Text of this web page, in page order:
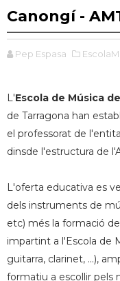
Canongí -
Pep Espasa
L'Escola de Música
de Tarragona han
el professorat de
dinsde l'estructura de
L'oferta educativa es
dels instruments de
etc) més la formació
impartint a l'Escola de
guitarra, clarinet, ...),
formatiu a escollir pels